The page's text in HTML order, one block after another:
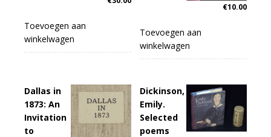
Toevoegen aan
winkelwagen
€10.00
Toevoegen aan
winkelwagen
Dallas in
1873: An
Invitation
to
Dickinson,
Emily.
Selected
poems